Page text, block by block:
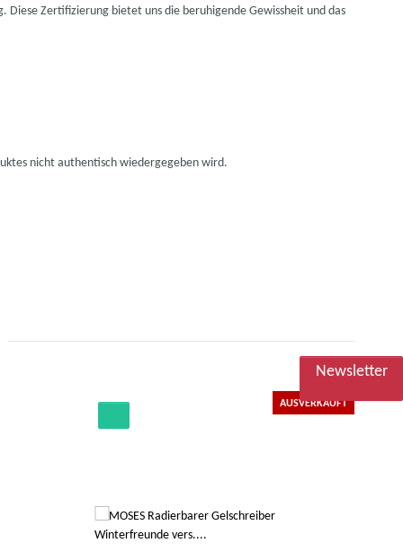
Zertifizierung bietet uns die beruhigende Gewissheit und das
nicht authentisch wiedergegeben wird.
AUSVERKAUFT
Newsletter